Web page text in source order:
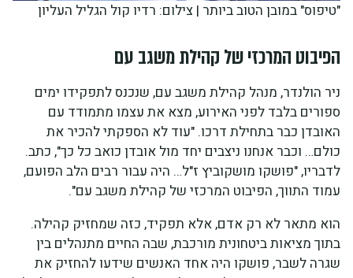
"טיפוס" במובן הטוב ביותר | צילום: רדיו קול הגליל העליון
הפיבוט המרכזי של קהילת משגב עם
ניר הולנדר, מנהל קהילת משגב עם, שנכנס לתפקידו ימים
ספורים בלבד לפני האירוע, מצא את עצמו מתמודד עם
האובדן כבר בתחילת דרכו. "עוד לא הספקתי להכיר את
כולם… וכבר אנחנו ניצבים יחד מול אובדן כואב כל כך", כתב.
לדבריו, "פושקו מושקוביץ ז"ל… היה עבור רבים הלב הפועם,
עמוד התווך, הפיבוט המרכזי של קהילת משגב עם".
הוא מתאר לא רק אדם, אלא תפקיד, כזה שמחזיק קהילה.
בתוך מציאות ביטחונית מורכבת, שבה החיים מתנהלים בין
שגרה לשבר, פושקו היה אחד האנשים שידעו להחזיק את